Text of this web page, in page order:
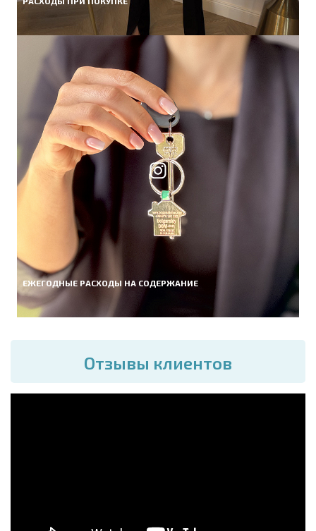
ЕЖЕГОДНЫЕ РАСХОДЫ НА СОДЕРЖАНИЕ
Отзывы клиентов